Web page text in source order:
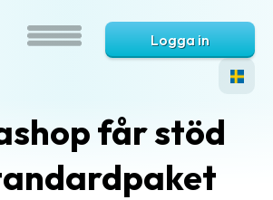
Logga in
får stöd